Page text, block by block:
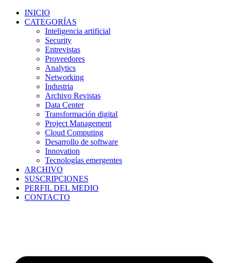
INICIO
CATEGORÍAS
Inteligencia artificial
Security
Entrevistas
Proveedores
Analytics
Networking
Industria
Archivo Revistas
Data Center
Transformación digital
Project Management
Cloud Computing
Desarrollo de software
Innovation
Tecnologías emergentes
ARCHIVO
SUSCRIPCIONES
PERFIL DEL MEDIO
CONTACTO